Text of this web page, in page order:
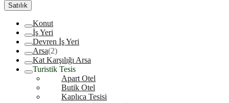
Satılık
Konut
İş Yeri
Devren İş Yeri
Arsa(2)
Kat Karşılığı Arsa
Turistik Tesis
Apart Otel
Butik Otel
Kaplıca Tesisi